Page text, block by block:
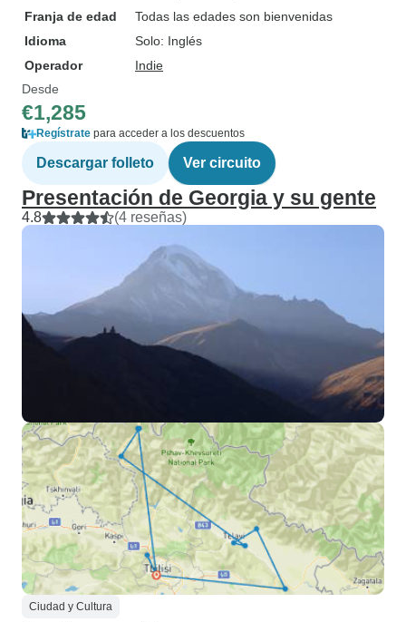
Franja de edad
Todas las edades son bienvenidas
Idioma
Solo: Inglés
Operador
Indie
Desde
€1,285
Regístrate para acceder a los descuentos
Descargar folleto Ver circuito
Presentación de Georgia y su gente
4.8 (4 reseñas)
Ciudad y Cultura